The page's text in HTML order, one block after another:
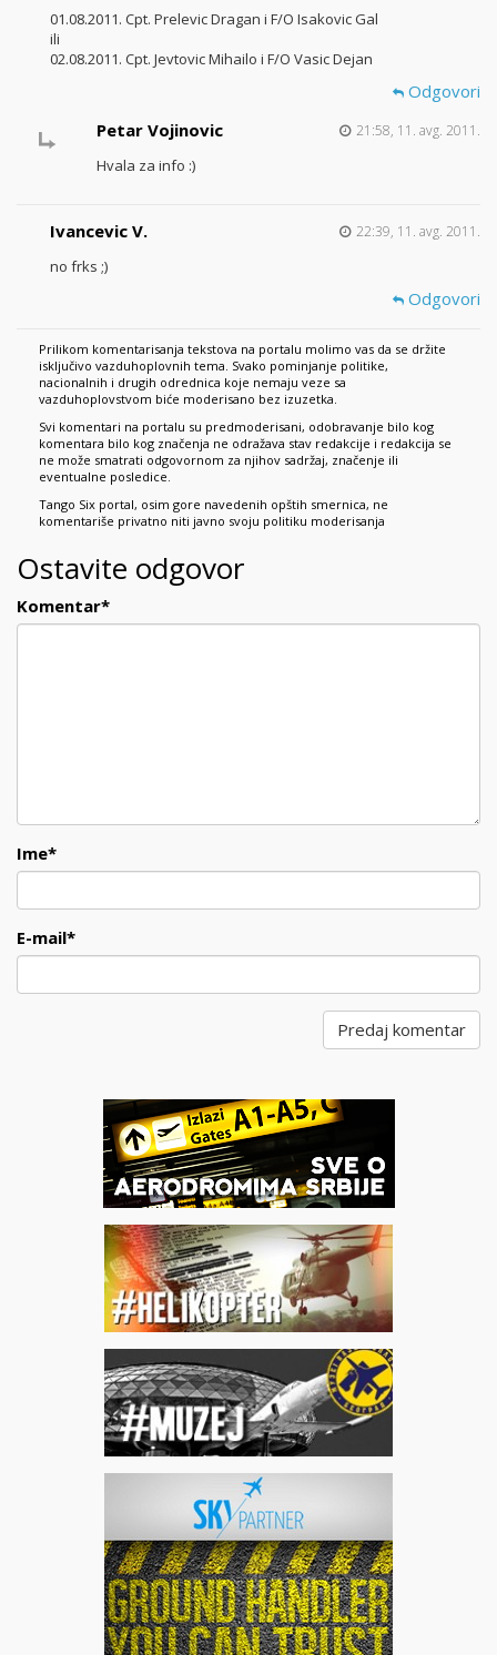
01.08.2011. Cpt. Prelevic Dragan i F/O Isakovic Gal
ili
02.08.2011. Cpt. Jevtovic Mihailo i F/O Vasic Dejan
Odgovori
Petar Vojinovic
21:58, 11. avg. 2011.
Hvala za info :)
Ivancevic V. 22:39, 11. avg. 2011.
no frks ;)
Odgovori
Prilikom komentarisanja tekstova na portalu molimo vas da se držite
isključivo vazduhoplovnih tema. Svako pominjanje politike,
nacionalnih i drugih odrednica koje nemaju veze sa
vazduhoplovstvom biće moderisano bez izuzetka.
Svi komentari na portalu su predmoderisani, odobravanje bilo kog
komentara bilo kog značenja ne odražava stav redakcije i redakcija se
ne može smatrati odgovornom za njihov sadržaj, značenje ili
eventualne posledice.
Tango Six portal, osim gore navedenih opštih smernica, ne
komentariše privatno niti javno svoju politiku moderisanja
Ostavite odgovor
Komentar*
Ime*
E-mail*